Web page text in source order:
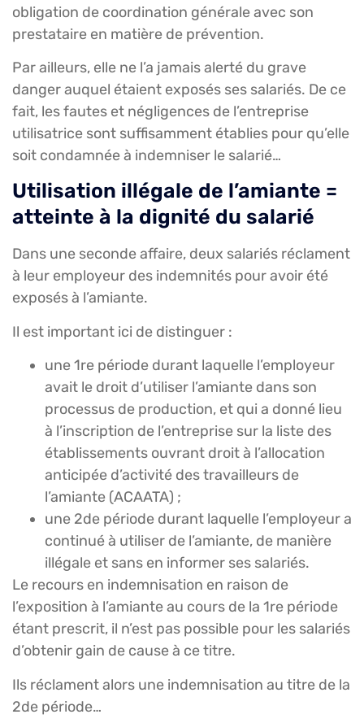
obligation de coordination générale avec son
prestataire en matière de prévention.
Par ailleurs, elle ne l’a jamais alerté du grave
danger auquel étaient exposés ses salariés. De ce
fait, les fautes et négligences de l’entreprise
utilisatrice sont suffisamment établies pour qu’elle
soit condamnée à indemniser le salarié…
Utilisation illégale de l’amiante =
atteinte à la dignité du salarié
Dans une seconde affaire, deux salariés réclament
à leur employeur des indemnités pour avoir été
exposés à l’amiante.
Il est important ici de distinguer :
une 1re période durant laquelle l’employeur
avait le droit d’utiliser l’amiante dans son
processus de production, et qui a donné lieu
à l’inscription de l’entreprise sur la liste des
établissements ouvrant droit à l’allocation
anticipée d’activité des travailleurs de
l’amiante (ACAATA) ;
une 2de période durant laquelle l’employeur a
continué à utiliser de l’amiante, de manière
illégale et sans en informer ses salariés.
Le recours en indemnisation en raison de
l’exposition à l’amiante au cours de la 1re période
étant prescrit, il n’est pas possible pour les salariés
d’obtenir gain de cause à ce titre.
Ils réclament alors une indemnisation au titre de la
2de période…